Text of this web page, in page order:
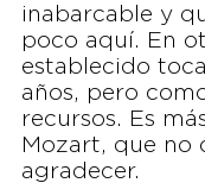
inabarcable y
poco aquí. En
establecido
años, pero
recursos. Es
Mozart, que no
agradecer.